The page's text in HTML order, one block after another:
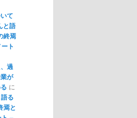
て
と語
終焉
ト
過
が
に
る
焉と